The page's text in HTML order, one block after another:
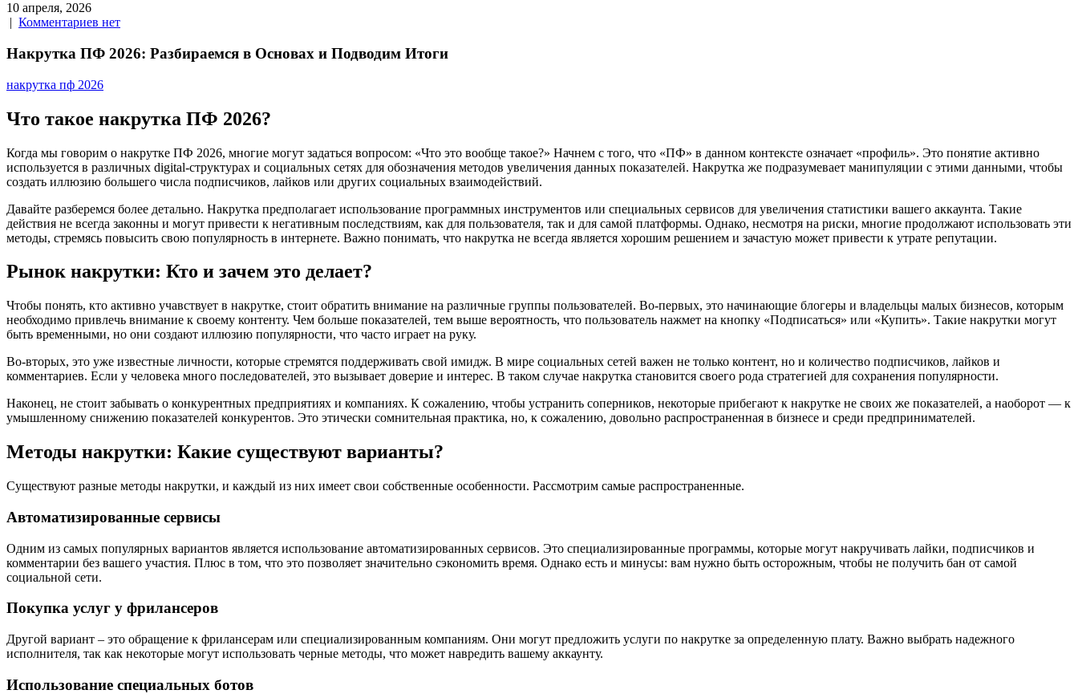
10 апреля, 2026
| Комментариев нет
Накрутка ПФ 2026: Разбираемся в Основах и Подводим Итоги
накрутка пф 2026
Что такое накрутка ПФ 2026?
Когда мы говорим о накрутке ПФ 2026, многие могут задаться вопросом: «Что это вообще такое?» Начнем с того, что «ПФ» в данном контексте означает «профиль». Это понятие активно
используется в различных digital-структурах и социальных сетях для обозначения методов увеличения данных показателей. Накрутка же подразумевает манипуляции с этими данными, чтобы
создать иллюзию большего числа подписчиков, лайков или других социальных взаимодействий.
Давайте разберемся более детально. Накрутка предполагает использование программных инструментов или специальных сервисов для увеличения статистики вашего аккаунта. Такие
действия не всегда законны и могут привести к негативным последствиям, как для пользователя, так и для самой платформы. Однако, несмотря на риски, многие продолжают использовать эти
методы, стремясь повысить свою популярность в интернете. Важно понимать, что накрутка не всегда является хорошим решением и зачастую может привести к утрате репутации.
Рынок накрутки: Кто и зачем это делает?
Чтобы понять, кто активно учавствует в накрутке, стоит обратить внимание на различные группы пользователей. Во-первых, это начинающие блогеры и владельцы малых бизнесов, которым
необходимо привлечь внимание к своему контенту. Чем больше показателей, тем выше вероятность, что пользователь нажмет на кнопку «Подписаться» или «Купить». Такие накрутки могут
быть временными, но они создают иллюзию популярности, что часто играет на руку.
Во-вторых, это уже известные личности, которые стремятся поддерживать свой имидж. В мире социальных сетей важен не только контент, но и количество подписчиков, лайков и
комментариев. Если у человека много последователей, это вызывает доверие и интерес. В таком случае накрутка становится своего рода стратегией для сохранения популярности.
Наконец, не стоит забывать о конкурентных предприятиях и компаниях. К сожалению, чтобы устранить соперников, некоторые прибегают к накрутке не своих же показателей, а наоборот — к
умышленному снижению показателей конкурентов. Это этически сомнительная практика, но, к сожалению, довольно распространенная в бизнесе и среди предпринимателей.
Методы накрутки: Какие существуют варианты?
Существуют разные методы накрутки, и каждый из них имеет свои собственные особенности. Рассмотрим самые распространенные.
Автоматизированные сервисы
Одним из самых популярных вариантов является использование автоматизированных сервисов. Это специализированные программы, которые могут накручивать лайки, подписчиков и
комментарии без вашего участия. Плюс в том, что это позволяет значительно сэкономить время. Однако есть и минусы: вам нужно быть осторожным, чтобы не получить бан от самой
социальной сети.
Покупка услуг у фрилансеров
Другой вариант – это обращение к фрилансерам или специализированным компаниям. Они могут предложить услуги по накрутке за определенную плату. Важно выбрать надежного
исполнителя, так как некоторые могут использовать черные методы, что может навредить вашему аккаунту.
Использование специальных ботов